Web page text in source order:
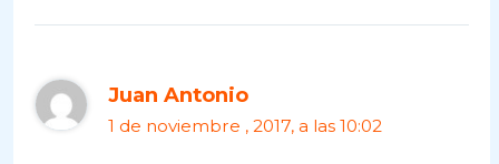
Juan Antonio
1 de noviembre , 2017, a las 10:02